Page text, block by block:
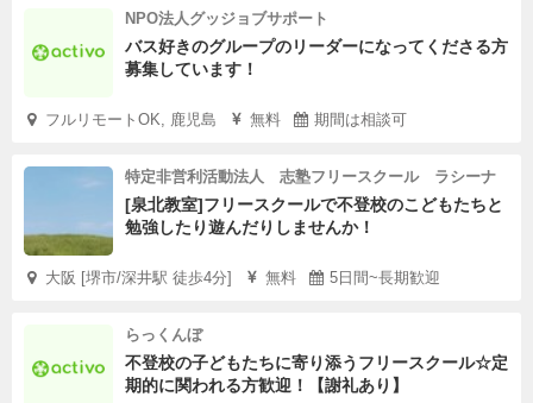
NPO法人グッジョブサポート
バス好きのグループのリーダーになってくださる方
募集しています！
フルリモートOK, 鹿児島 無料 期間は相談可
特定非営利活動法人 志塾フリースクール ラシーナ
[泉北教室]フリースクールで不登校のこどもたちと
勉強したり遊んだりしませんか！
大阪 [堺市/深井駅 徒歩4分] 無料 5日間~長期歓迎
らっくんぼ
不登校の子どもたちに寄り添うフリースクール☆定
期的に関われる方歓迎！【謝礼あり】